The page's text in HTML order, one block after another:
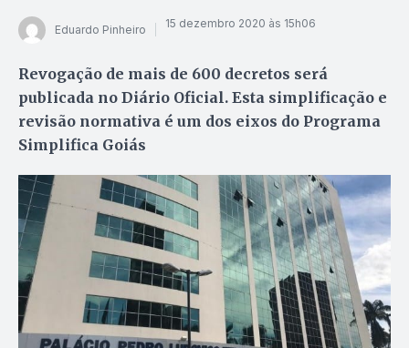
Eduardo Pinheiro 15 dezembro 2020 às 15h06
Revogação de mais de 600 decretos será
publicada no Diário Oficial. Esta simplificação e
revisão normativa é um dos eixos do Programa
Simplifica Goiás